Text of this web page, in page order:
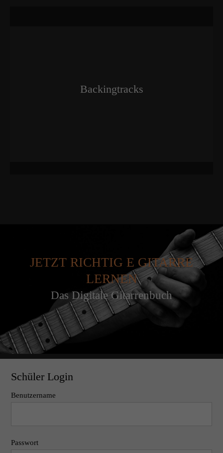
Backingtracks
JETZT RICHTIG E GITARRE
LERNEN
Das Digitale Gitarrenbuch
Schüler Login
Benutzername
Passwort